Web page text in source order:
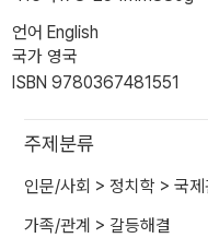
언어 English
국가 영국
ISBN 9780367481551
주제분류
인문/사회 > 정치학 > 국제
가족/관계 > 갈등해결